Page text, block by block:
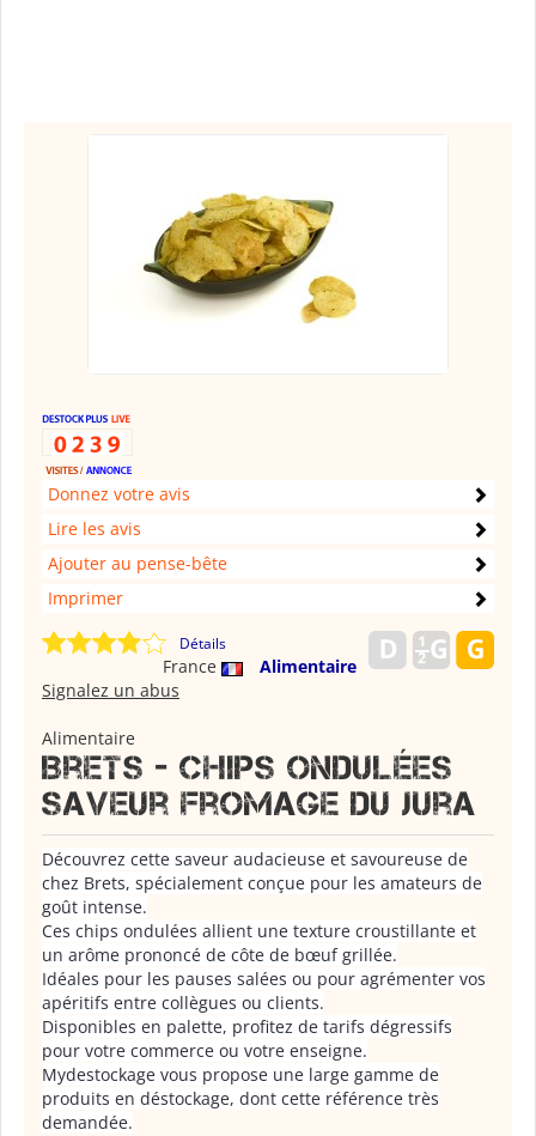
Donnez votre avis
Lire les avis
Ajouter au pense-bête
Imprimer
Détails
France
Alimentaire
Signalez un abus
Alimentaire
Brets - chips ondulées
saveur fromage du jura
Découvrez cette saveur audacieuse et savoureuse de
chez Brets, spécialement conçue pour les amateurs de
goût intense.
Ces chips ondulées allient une texture croustillante et
un arôme prononcé de côte de bœuf grillée.
Idéales pour les pauses salées ou pour agrémenter vos
apéritifs entre collègues ou clients.
Disponibles en palette, profitez de tarifs dégressifs
pour votre commerce ou votre enseigne.
Mydestockage vous propose une large gamme de
produits en déstockage, dont cette référence très
demandée.